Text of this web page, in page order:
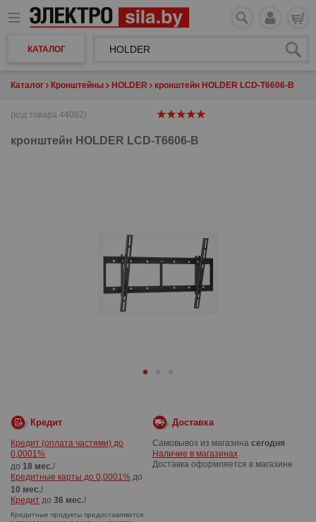
КАТАЛОГ
Каталог Кронштейны HOLDER кронштейн HOLDER LCD-T6606-B
(код товара 44082)
кронштейн HOLDER LCD-T6606-B
Кредит
Кредит (оплата частями) до
0,0001%
до 18 мес.!
Кредитные карты до 0,0001% до
10 мес.!
Кредит до 36 мес.!
Доставка
Самовывоз из магазина сегодня
Наличие в магазинах
Доставка оформляется в магазине